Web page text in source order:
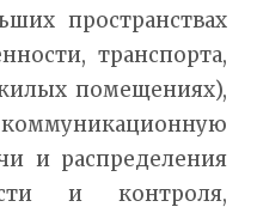
пространствах
транспорта,
помещениях),
и распределения
и контроля,